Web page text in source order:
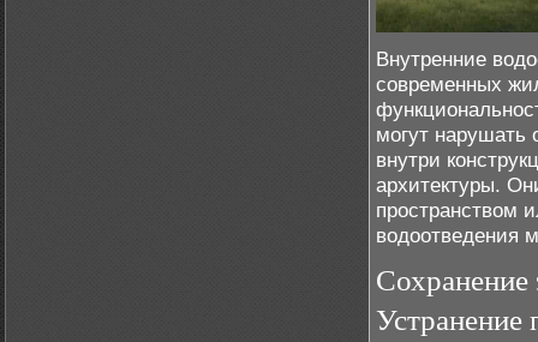
Внутренние
современных
могут нарушать
внутри
архитектуры.
пространством
водоотведения
Сохранение